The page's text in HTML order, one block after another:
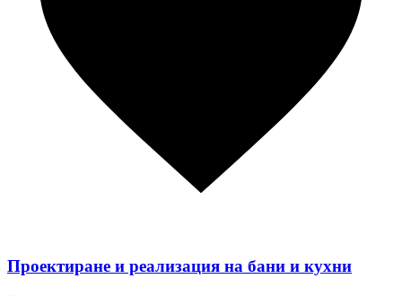
Проектиране и реализация на бани и кухни